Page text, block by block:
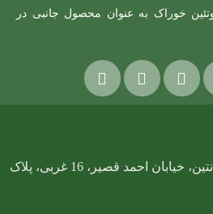
خوراک به عنوان محصول جانبی در
ایران، تهران، میدان آرژانتین، خیابان احمد قصیر، 16 غربی، پلاک